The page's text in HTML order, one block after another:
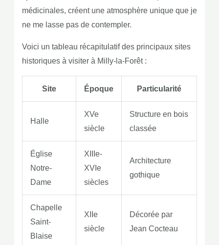
médicinales, créent une atmosphère unique que je
ne me lasse pas de contempler.
Voici un tableau récapitulatif des principaux sites
historiques à visiter à Milly-la-Forêt :
Site Époque Particularité
Halle
XVe
siècle
Structure en bois
classée
Église
Notre-
Dame
XIIIe-
XVIe
siècles
Architecture
gothique
Chapelle
Saint-
Blaise
XIIe
siècle
Décorée par
Jean Cocteau